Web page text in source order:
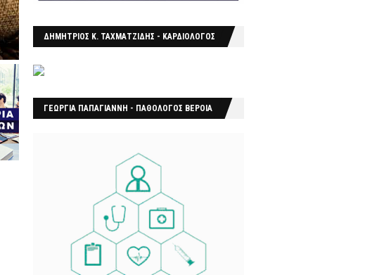
ΔΗΜΗΤΡΙΟΣ Κ. ΤΑΧΜΑΤΖΙΔΗΣ - ΚΑΡΔΙΟΛΟΓΟΣ
ΓΕΩΡΓΙΑ ΠΑΠΑΓΙΑΝΝΗ - ΠΑΘΟΛΟΓΟΣ ΒΕΡΟΙΑ